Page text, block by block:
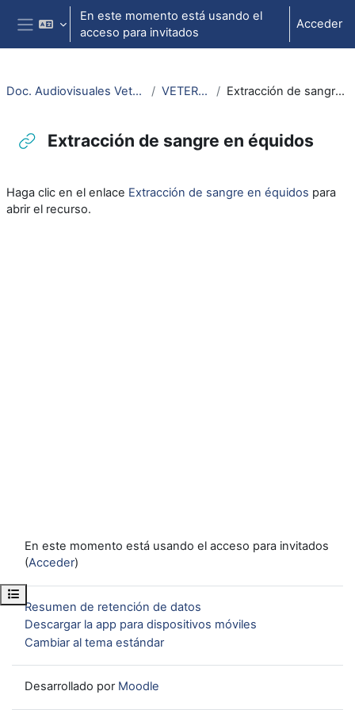
Salta al contenido principal
Panel lateral
En este momento está usando el
acceso para invitados
Acceder
Abrir índice del curso
Doc. Audiovisuales Veterinaria CCSS VETERINARIA Extracción de sangre en équidos
Extracción de sangre en équidos
Haga clic en el enlace Extracción de sangre en équidos para
abrir el recurso.
En este momento está usando el acceso para invitados
(Acceder)
Resumen de retención de datos
Descargar la app para dispositivos móviles
Cambiar al tema estándar
Desarrollado por Moodle